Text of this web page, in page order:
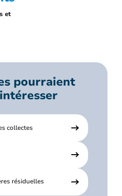
et
pourraient
collectes
résiduelles